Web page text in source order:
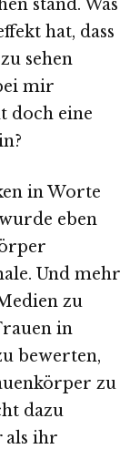
stand. Was
hat, dass
sehen
mir
doch eine
in Worte
eben
Und mehr
zu
in
bewerten,
zu
dazu
als ihr